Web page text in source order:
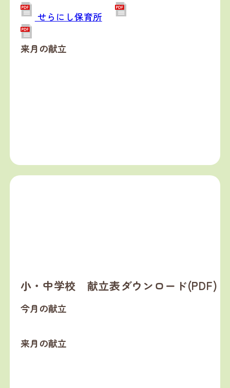
せらにし保育所
来月の献立
小・中学校 献立表ダウンロード(PDF)
今月の献立
来月の献立